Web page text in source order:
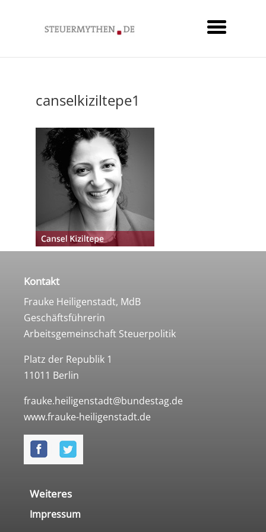
canselkiziltepe1
Kontakt
Frauke Heiligenstadt, MdB
Geschäftsführerin
Arbeitsgemeinschaft Steuerpolitik
Platz der Republik 1
11011 Berlin
frauke.heiligenstadt@bundestag.de
www.frauke-heiligenstadt.de
Weiteres
Impressum